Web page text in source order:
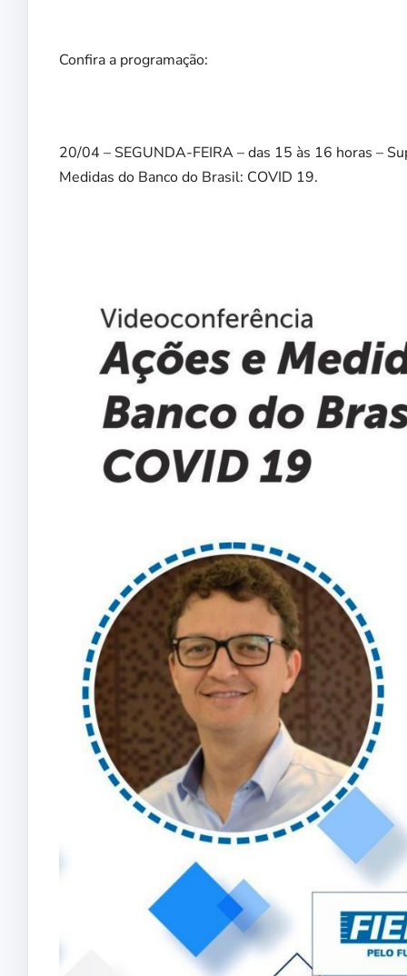
Confira a programação:
20/04 – SEGUNDA-FEIRA – das 15 às 16 horas –
Medidas do Banco do Brasil: COVID 19.